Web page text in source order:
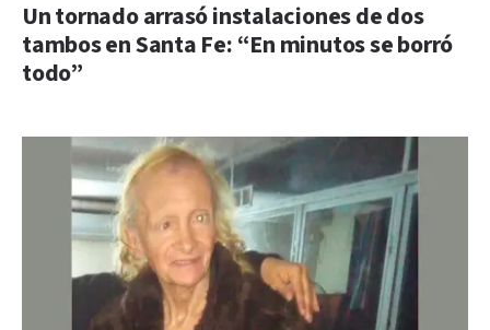
Un tornado arrasó instalaciones de dos
tambos en Santa Fe: “En minutos se borró
todo”